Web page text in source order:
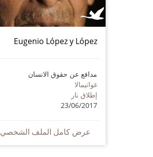
Eugenio López y López
مدافع عن حقوق الانسان
غواتيمالا
إطلاق نار
23/06/2017
عرض كامل الملف الشخصي